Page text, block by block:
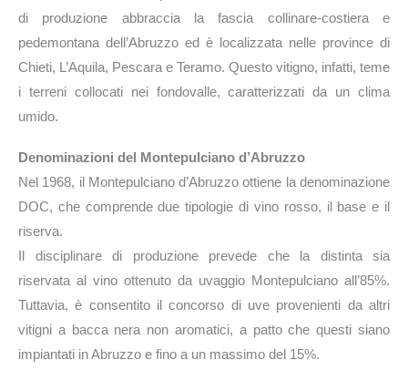
di produzione abbraccia la fascia collinare-costiera e
pedemontana dell’Abruzzo ed è localizzata nelle province di
Chieti, L’Aquila, Pescara e Teramo. Questo vitigno, infatti, teme
i terreni collocati nei fondovalle, caratterizzati da un clima
umido.
Denominazioni del Montepulciano d’Abruzzo
Nel 1968, il Montepulciano d’Abruzzo ottiene la denominazione
DOC, che comprende due tipologie di vino rosso, il base e il
riserva.
Il disciplinare di produzione prevede che la distinta sia
riservata al vino ottenuto da uvaggio Montepulciano all’85%.
Tuttavia, è consentito il concorso di uve provenienti da altri
vitigni a bacca nera non aromatici, a patto che questi siano
impiantati in Abruzzo e fino a un massimo del 15%.